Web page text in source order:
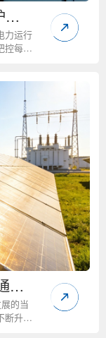
电
力运行
控每一
石
生
讯
逻
的当
断升